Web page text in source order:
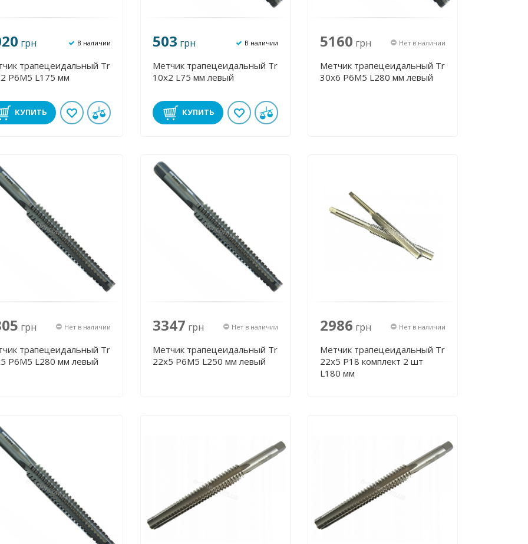
грн В наличии
трапецеидальный Tr
Р6М5 L175 мм
КУПИТЬ
503 грн В наличии
Метчик трапецеидальный Tr
10х2 L75 мм левый
КУПИТЬ
5160 грн Нет в наличии
Метчик трапецеидальный Tr
30х6 Р6М5 L280 мм левый
грн Нет в наличии
трапецеидальный Tr
Р6М5 L280 мм левый
3347 грн Нет в наличии
Метчик трапецеидальный Tr
22х5 Р6М5 L250 мм левый
2986 грн Нет в наличии
Метчик трапецеидальный Tr
22х5 Р18 комплект 2 шт
L180 мм